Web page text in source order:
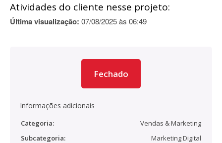
Atividades do cliente nesse projeto:
Última visualização: 07/08/2025 às 06:49
Fechado
Informações adicionais
Categoria:
Vendas & Marketing
Subcategoria:
Marketing Digital